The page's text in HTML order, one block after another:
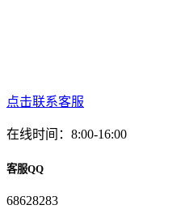
点击联系客服
在线时间：8:00-16:00
客服QQ
68628283